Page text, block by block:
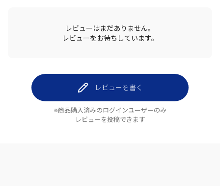
レビューはまだありません。
レビューをお待ちしています。
レビューを書く
※商品購入済みのログインユーザーのみ
レビューを投稿できます